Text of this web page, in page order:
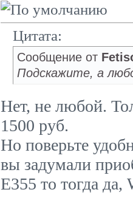
Цитата:
Сообщение от
Подскажите, а
Нет, не любой.
1500 руб.
Но поверьте
вы задумали
E355 то тогда